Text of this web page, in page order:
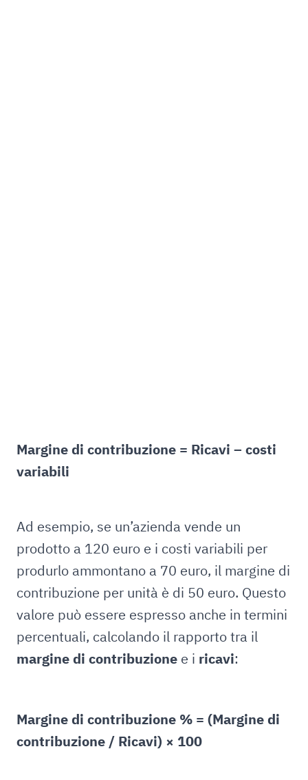
Margine di contribuzione = Ricavi – costi
variabili
Ad esempio, se un’azienda vende un
prodotto a 120 euro e i costi variabili per
produrlo ammontano a 70 euro, il margine di
contribuzione per unità è di 50 euro. Questo
valore può essere espresso anche in termini
percentuali, calcolando il rapporto tra il
margine di contribuzione e i ricavi:
Margine di contribuzione % = (Margine di
contribuzione / Ricavi) × 100